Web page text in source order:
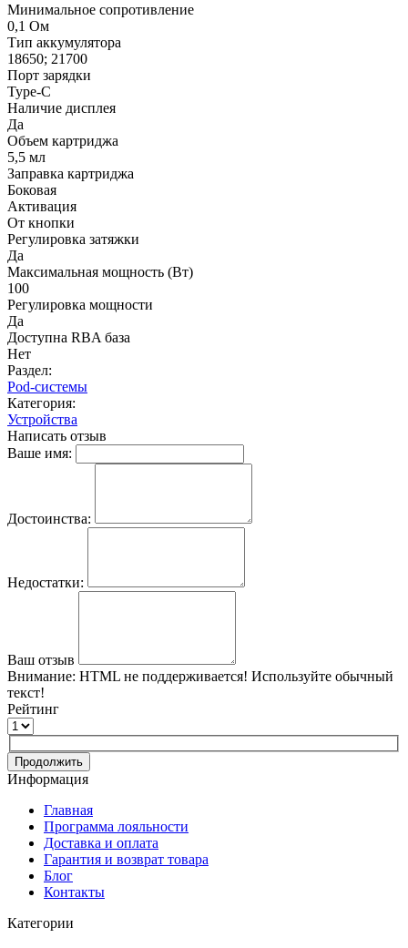
Минимальное сопротивление
0,1 Ом
Тип аккумулятора
18650; 21700
Порт зарядки
Type-C
Наличие дисплея
Да
Объем картриджа
5,5 мл
Заправка картриджа
Боковая
Активация
От кнопки
Регулировка затяжки
Да
Максимальная мощность (Вт)
100
Регулировка мощности
Да
Доступна RBA база
Нет
Раздел:
Pod-системы
Категория:
Устройства
Написать отзыв
Ваше имя:
Достоинства:
Недостатки:
Ваш отзыв
Внимание: HTML не поддерживается! Используйте обычный
текст!
Рейтинг
Продолжить
Информация
Главная
Программа лояльности
Доставка и оплата
Гарантия и возврат товара
Блог
Контакты
Категории